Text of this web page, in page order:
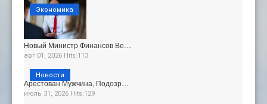
Новый Министр Финансов Ве…
авг 01, 2026 Hits:113
Экономика
Арестован Мужчина, Подозр…
июль 31, 2026 Hits:129
Новости